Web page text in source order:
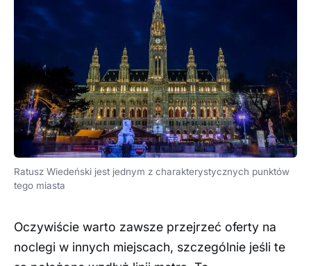
Ratusz Wiedeński jest jednym z charakterystycznych punktów
tego miasta
Oczywiście warto zawsze przejrzeć oferty na
noclegi w innych miejscach, szczególnie jeśli te